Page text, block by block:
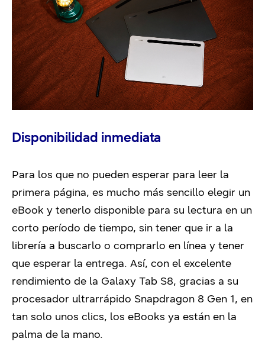
Disponibilidad inmediata
Para los que no pueden esperar para leer la
primera página, es mucho más sencillo elegir un
eBook y tenerlo disponible para su lectura en un
corto período de tiempo, sin tener que ir a la
librería a buscarlo o comprarlo en línea y tener
que esperar la entrega. Así, con el excelente
rendimiento de la Galaxy Tab S8, gracias a su
procesador ultrarrápido Snapdragon 8 Gen 1, en
tan solo unos clics, los eBooks ya están en la
palma de la mano.